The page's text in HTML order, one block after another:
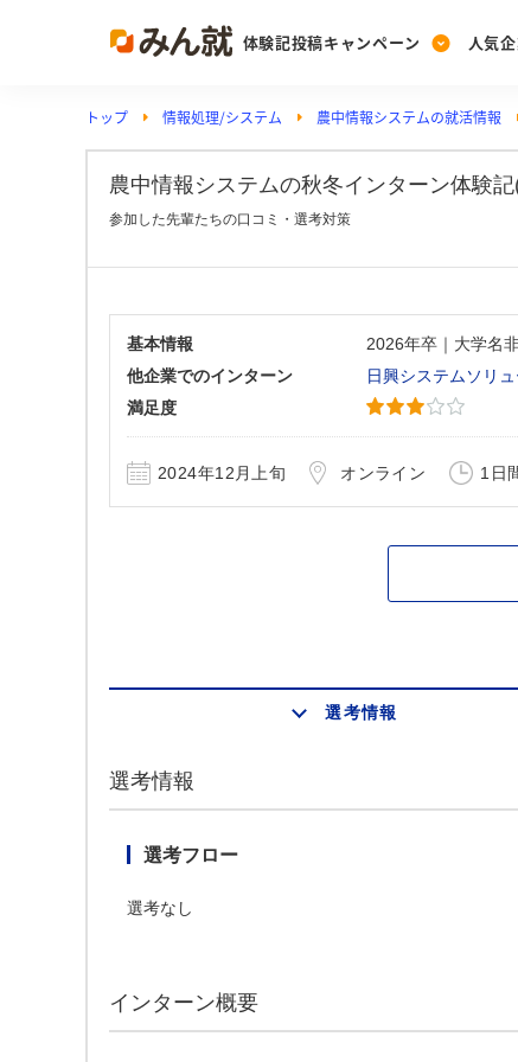
体験記投稿キャンペーン
Post
投稿する
人気
Ranking
ランキングを見る
Vote
投票する
PickUp
注目の企業特集
動画で知ろう！業界
トップ 情報処理/システム 農中情報システムの就活情報
農中情報システムの秋冬インターン体験
参加した先輩たちの口コミ・選考対策
基本情報
2026年卒｜大学名
他企業でのインターン
日興システムソリ
満足度
2024年12月上旬 オンライン 1日
選考情報
選考情報
選考フロー
選考なし
インターン概要